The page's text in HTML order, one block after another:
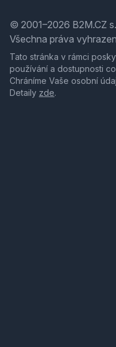
© 2001–2026 B2M.CZ
Všechna práva
Tato stránka v rámci
používání a dostupnosti
Chráníme Vaše osobní
Detaily zde.